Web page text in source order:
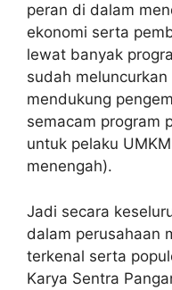
peran di dalam
ekonomi serta
lewat banyak
sudah
mendukung
semacam program
untuk pelaku
menengah).
Jadi secara
dalam perusahaan
terkenal serta
Karya Sentra